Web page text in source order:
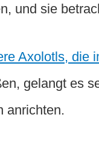
und sie
Axolotls, die
gelangt es
anrichten.